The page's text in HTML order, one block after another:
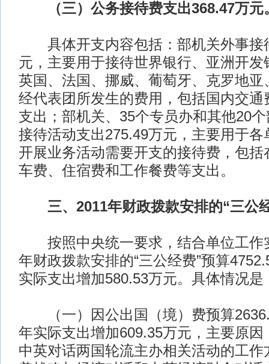
（三）公务接待费支出368.47万元
具体开支内容包括：部机关外事接
元，主要用于接待世界银行、亚洲开发
英国、法国、挪威、葡萄牙、克罗地亚
经代表团所发生的费用，包括国内交通
支出；部机关、35个专员办和其他20
接待活动支出275.49万元，主要用于
开展业务活动需要开支的接待费，包括
车费、住宿费和工作餐费等支出。
三、2011年财政拨款安排的“三公
按照中央统一要求，结合单位工作
年财政拨款安排的“三公经费”预算
实际支出增加580.53万元。具体情况是
（一）因公出国（境）费预算
年实际支出增加609.35万元，主要原
中英对话两国轮流主办相关活动的工作